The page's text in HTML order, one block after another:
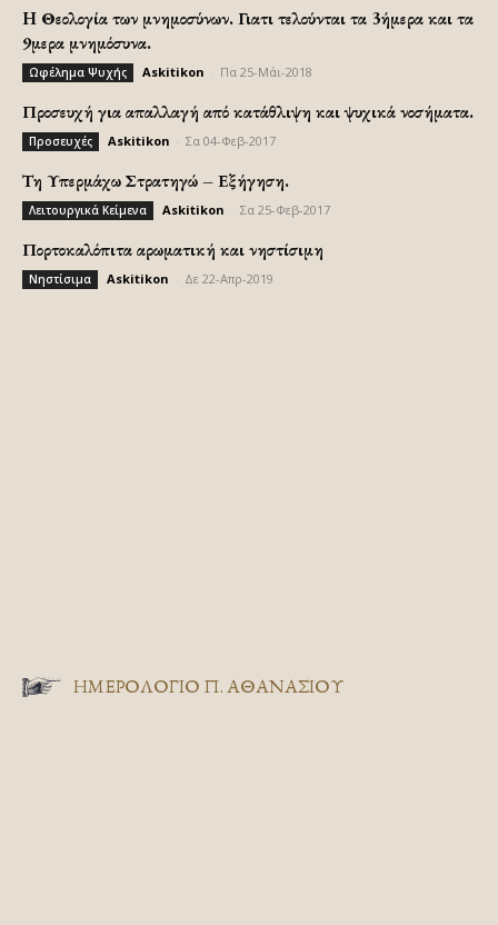
H Θεολογία των μνημοσύνων. Γιατι τελούνται τα 3ήμερα και τα
9μερα μνημόσυνα.
Ωφέλημα Ψυχής Askitikon Πα 25-Μάι-2018
Προσευχή για απαλλαγή από κατάθλιψη και ψυχικά νοσήματα.
Προσευχές Askitikon Σα 04-Φεβ-2017
Τη Υπερμάχω Στρατηγώ – Εξήγηση.
Λειτουργικά Κείμενα Askitikon Σα 25-Φεβ-2017
Πορτοκαλόπιτα αρωματική και νηστίσιμη
Νηστίσιμα Askitikon Δε 22-Απρ-2019
ΗΜΕΡΟΛΟΓΙΟ Π. ΑΘΑΝΑΣΙΟΥ